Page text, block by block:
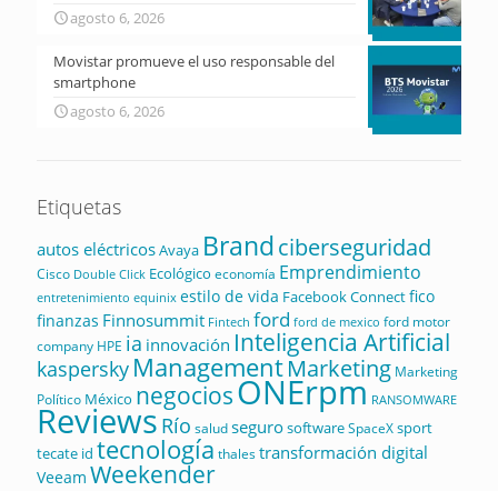
agosto 6, 2026
Movistar promueve el uso responsable del
smartphone
agosto 6, 2026
Etiquetas
autos eléctricosAvaya Brandciberseguridad
Cisco Double Click Ecológico economía Emprendimiento
entretenimiento equinix estilo de vida Facebook Connectfico
finanzas Finnosummit Fintech ford ford de mexico ford motor
company HPE ia innovación Inteligencia Artificial
kaspersky ManagementMarketing Marketing
Político México negociosONErpm RANSOMWARE
Reviews Río saludsegurosoftwareSpaceXsport
tecate id tecnología thalestransformación digital
Veeam Weekender